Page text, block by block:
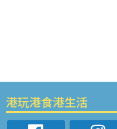
港玩港食港生活